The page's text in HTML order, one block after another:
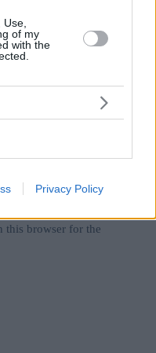
of my
with the
Privacy Policy
this browser for the